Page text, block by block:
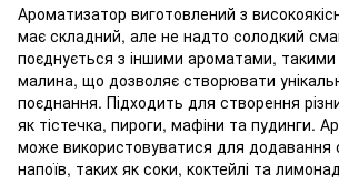
Ароматизатор виготовлений з
має складний, але не надто солодкий
поєднується з іншими ароматами,
малина, що дозволяє створювати
поєднання. Підходить для створення
як тістечка, пироги, мафіни та пудинги.
може використовуватися для додавання
напоїв, таких як соки, коктейлі та